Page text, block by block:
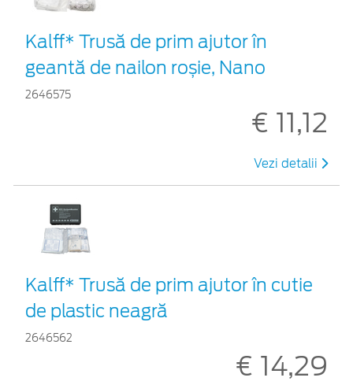
Kalff* Trusă de prim ajutor în
geantă de nailon roșie, Nano
2646575
€ 11,12
Vezi detalii
Kalff* Trusă de prim ajutor în cutie
de plastic neagră
2646562
€ 14,29